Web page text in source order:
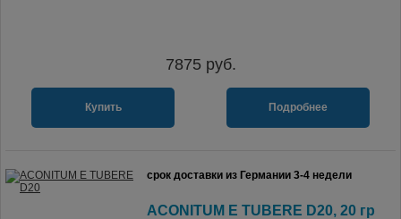
7875 руб.
Купить Подробнее
срок доставки из Германии 3-4 недели
ACONITUM E TUBERE D20, 20 гр